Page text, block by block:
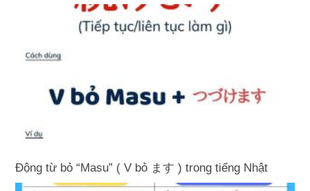
Động từ bỏ “Masu” ( V bỏ ます ) trong tiếng Nhật